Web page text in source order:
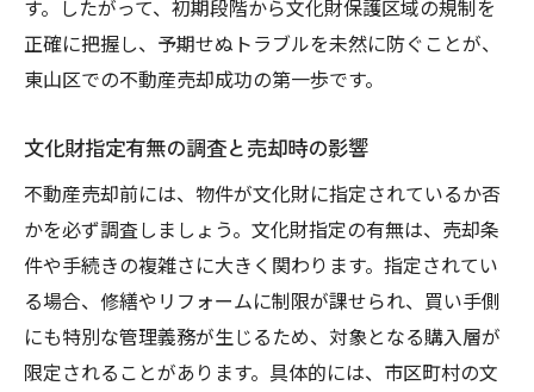
す。したがって、初期段階から文化財保護区域の規制を
正確に把握し、予期せぬトラブルを未然に防ぐことが、
東山区での不動産売却成功の第一歩です。
文化財指定有無の調査と売却時の影響
不動産売却前には、物件が文化財に指定されているか否
かを必ず調査しましょう。文化財指定の有無は、売却条
件や手続きの複雑さに大きく関わります。指定されてい
る場合、修繕やリフォームに制限が課せられ、買い手側
にも特別な管理義務が生じるため、対象となる購入層が
限定されることがあります。具体的には、市区町村の文